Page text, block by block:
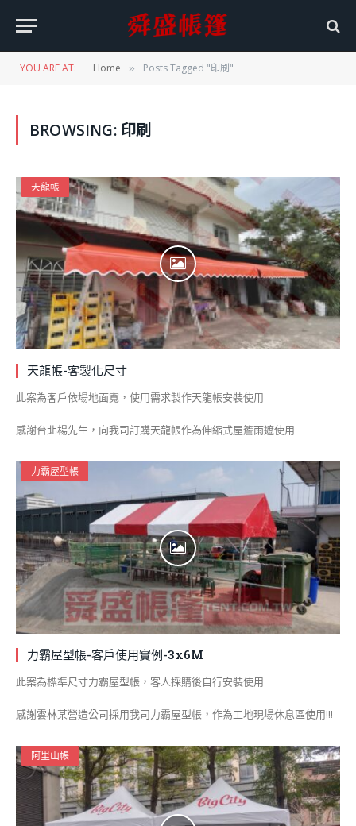
YOU ARE AT: Home » Posts Tagged "印刷"
BROWSING: 印刷
天龍帳
天龍帳-客製化尺寸
此案為客戶依場地面寬，使用需求製作天龍帳安裝使用
感謝台北楊先生，向我司訂購天龍帳作為伸縮式屋簷雨遮使用
力霸屋型帳
力霸屋型帳-客戶使用實例-3x6M
此案為標準尺寸力霸屋型帳，客人採購後自行安裝使用
感謝雲林某營造公司採用我司力霸屋型帳，作為工地現場休息區使用!!!
阿里山帳